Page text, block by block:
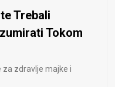
Trebali
Tokom
za zdravlje majke i